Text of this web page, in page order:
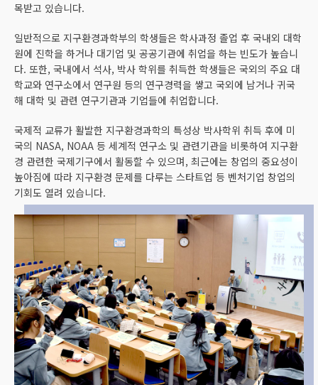
목받고 있습니다.
일반적으로 지구환경과학부의 학생들은 학사과정 졸업 후 국내외 대학
원에 진학을 하거나 대기업 및 공공기관에 취업을 하는 빈도가 높습니
다. 또한, 국내에서 석사, 박사 학위를 취득한 학생들은 국외의 주요 대
학교와 연구소에서 연구원 등의 연구경력을 쌓고 국외에 남거나 귀국
해 대학 및 관련 연구기관과 기업들에 취업합니다.
국제적 교류가 활발한 지구환경과학의 특성상 박사학위 취득 후에 미
국의 NASA, NOAA 등 세계적 연구소 및 관련기관을 비롯하여 지구환
경 관련한 국제기구에서 활동할 수 있으며, 최근에는 창업의 중요성이
높아짐에 따라 지구환경 문제를 다루는 스타트업 등 벤처기업 창업의
기회도 열려 있습니다.